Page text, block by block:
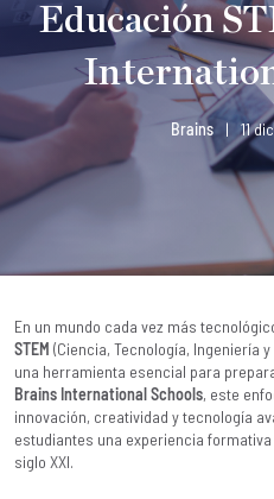
Educación
Brains | 11
En un mundo cada vez más
STEM (Ciencia, Tecnología, Ingeniería
una herramienta esencial para
Brains International Schools, este
innovación, creatividad y tecnología
estudiantes una experiencia
siglo XXI.